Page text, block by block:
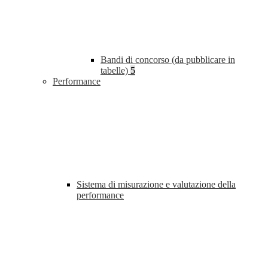
Bandi di concorso (da pubblicare in
tabelle) 5
Performance
Sistema di misurazione e valutazione della
performance